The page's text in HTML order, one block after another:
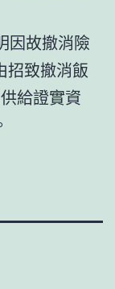
因故撤消險
招致撤消飯
給證實資